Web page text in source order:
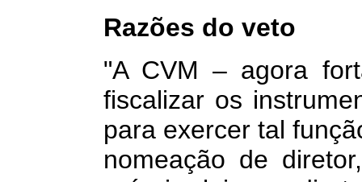
Razões do veto
"A CVM – agora
fiscalizar os
para exercer tal
nomeação de